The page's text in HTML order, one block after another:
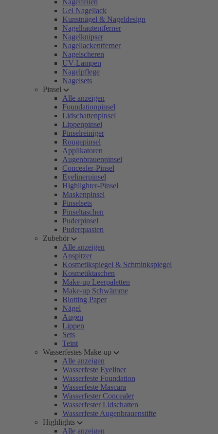
Nagelfeilen
Gel Nagellack
Kunstnägel & Nageldesign
Nagelhautentferner
Nagelknipser
Nagellackentferner
Nagelscheren
UV-Lampen
Nagelpflege
Nagelsets
Pinsel
Alle anzeigen
Foundationpinsel
Lidschattenpinsel
Lippenpinsel
Pinselreiniger
Rougepinsel
Applikatoren
Augenbrauenpinsel
Concealer-Pinsel
Eyelinerpinsel
Highlighter-Pinsel
Maskenpinsel
Pinselsets
Pinseltaschen
Puderpinsel
Puderquasten
Zubehör
Alle anzeigen
Anspitzer
Kosmetikspiegel & Schminkspiegel
Kosmetiktaschen
Make-up Leerpaletten
Make-up Schwämme
Blotting Paper
Nägel
Augen
Lippen
Sets
Teint
Wasserfestes Make-up
Alle anzeigen
Wasserfeste Eyeliner
Wasserfeste Foundation
Wasserfeste Mascara
Wasserfester Concealer
Wasserfester Lidschatten
Wasserfeste Augenbrauenstifte
Highlights
Alle anzeigen